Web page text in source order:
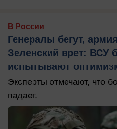
В России
Генералы бегут,
Зеленский врет: ВСУ
испытывают
Эксперты отмечают, что
падает.